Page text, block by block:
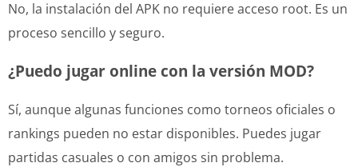
No, la instalación del APK no requiere acceso root. Es un
proceso sencillo y seguro.
¿Puedo jugar online con la versión MOD?
Sí, aunque algunas funciones como torneos oficiales o
rankings pueden no estar disponibles. Puedes jugar
partidas casuales o con amigos sin problema.